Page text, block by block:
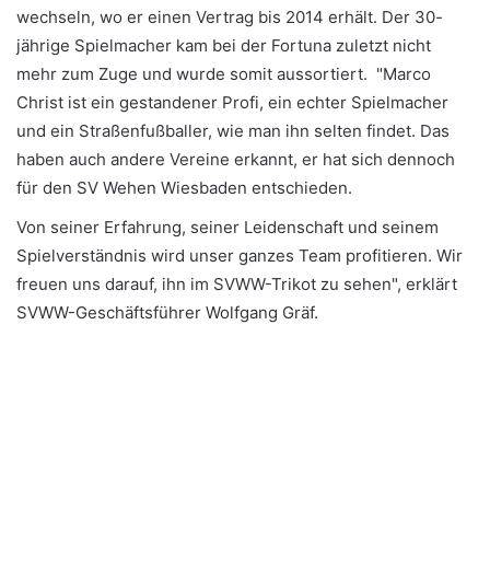
wechseln, wo er einen Vertrag bis 2014 erhält. Der 30-
jährige Spielmacher kam bei der Fortuna zuletzt nicht
mehr zum Zuge und wurde somit aussortiert. "Marco
Christ ist ein gestandener Profi, ein echter Spielmacher
und ein Straßenfußballer, wie man ihn selten findet. Das
haben auch andere Vereine erkannt, er hat sich dennoch
für den SV Wehen Wiesbaden entschieden.
Von seiner Erfahrung, seiner Leidenschaft und seinem
Spielverständnis wird unser ganzes Team profitieren. Wir
freuen uns darauf, ihn im SVWW-Trikot zu sehen", erklärt
SVWW-Geschäftsführer Wolfgang Gräf.